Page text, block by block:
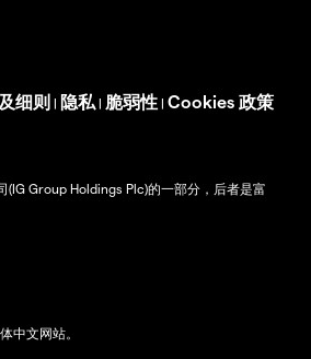
细则 | 隐私 | 脆弱性 | Cookies 政策
(IG Group Holdings Plc)的一部分，后者是富
中文网站。